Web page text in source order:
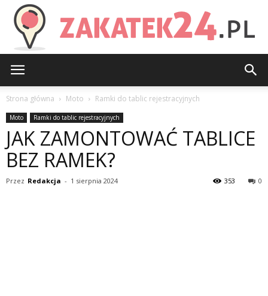
Strona główna Moto Ramki do tablic rejestracyjnych
Moto Ramki do tablic rejestracyjnych
JAK ZAMONTOWAĆ TABLICE
BEZ RAMEK?
Przez Redakcja - 1 sierpnia 2024 0
353